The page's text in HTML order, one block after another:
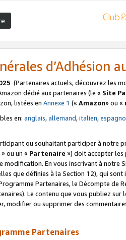
d’Adhésion
(Partenaires actuels, découvrez les
dédié aux partenaires (le « Site
listées en Annexe 1 (« Amazon» ou «
en: anglais,allemand,italien,
ou souhaitant participer à notre
» ou un « Partenaire ») doit accepter les
modification. En vous inscrivant à notre
que définies à la Section 12), qui
Partenaires, le Décompte de
Le contenu que vous publiez
modifier ou supprimer des
Partenaires